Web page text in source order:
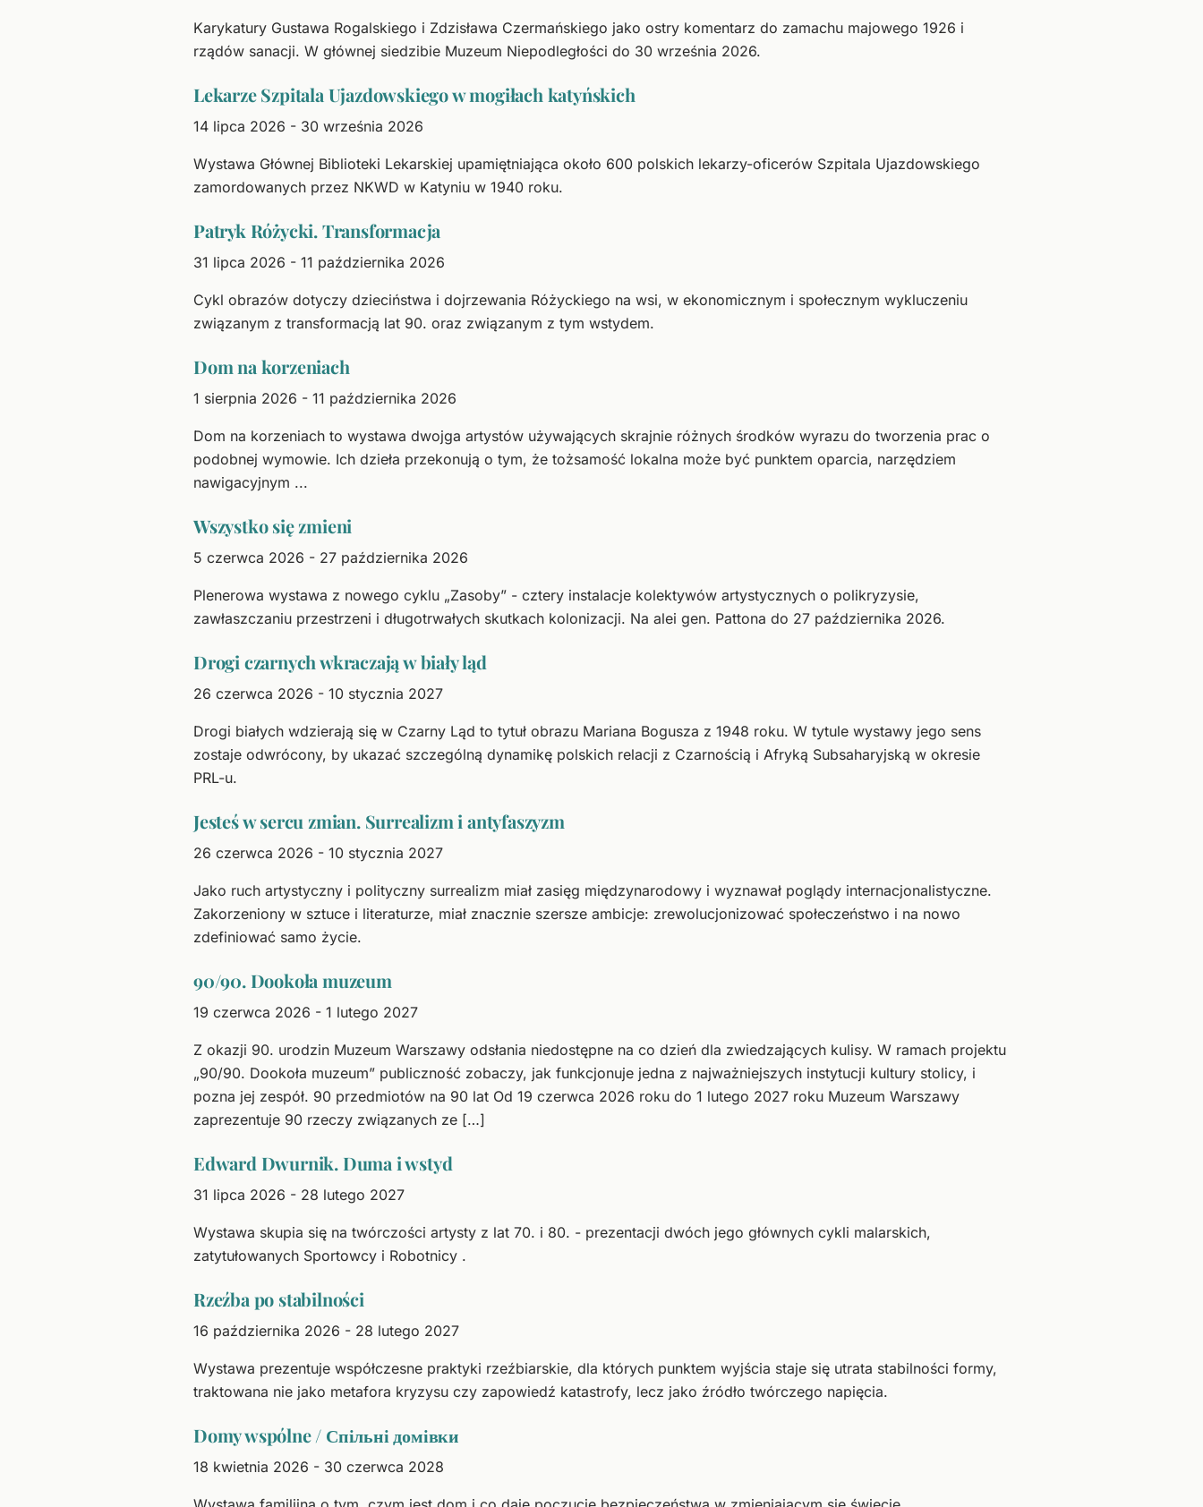
Karykatury Gustawa Rogalskiego i Zdzisława Czermańskiego jako ostry komentarz do zamachu majowego 1926 i
rządów sanacji. W głównej siedzibie Muzeum Niepodległości do 30 września 2026.
Lekarze Szpitala Ujazdowskiego w mogiłach katyńskich
14 lipca 2026 - 30 września 2026
Wystawa Głównej Biblioteki Lekarskiej upamiętniająca około 600 polskich lekarzy-oficerów Szpitala Ujazdowskiego
zamordowanych przez NKWD w Katyniu w 1940 roku.
Patryk Różycki. Transformacja
31 lipca 2026 - 11 października 2026
Cykl obrazów dotyczy dzieciństwa i dojrzewania Różyckiego na wsi, w ekonomicznym i społecznym wykluczeniu
związanym z transformacją lat 90. oraz związanym z tym wstydem.
Dom na korzeniach
1 sierpnia 2026 - 11 października 2026
Dom na korzeniach to wystawa dwojga artystów używających skrajnie różnych środków wyrazu do tworzenia prac o
podobnej wymowie. Ich dzieła przekonują o tym, że tożsamość lokalna może być punktem oparcia, narzędziem
nawigacyjnym ...
Wszystko się zmieni
5 czerwca 2026 - 27 października 2026
Plenerowa wystawa z nowego cyklu „Zasoby” - cztery instalacje kolektywów artystycznych o polikryzysie,
zawłaszczaniu przestrzeni i długotrwałych skutkach kolonizacji. Na alei gen. Pattona do 27 października 2026.
Drogi czarnych wkraczają w biały ląd
26 czerwca 2026 - 10 stycznia 2027
Drogi białych wdzierają się w Czarny Ląd to tytuł obrazu Mariana Bogusza z 1948 roku. W tytule wystawy jego sens
zostaje odwrócony, by ukazać szczególną dynamikę polskich relacji z Czarnością i Afryką Subsaharyjską w okresie
PRL-u.
Jesteś w sercu zmian. Surrealizm i antyfaszyzm
26 czerwca 2026 - 10 stycznia 2027
Jako ruch artystyczny i polityczny surrealizm miał zasięg międzynarodowy i wyznawał poglądy internacjonalistyczne.
Zakorzeniony w sztuce i literaturze, miał znacznie szersze ambicje: zrewolucjonizować społeczeństwo i na nowo
zdefiniować samo życie.
90/90. Dookoła muzeum
19 czerwca 2026 - 1 lutego 2027
Z okazji 90. urodzin Muzeum Warszawy odsłania niedostępne na co dzień dla zwiedzających kulisy. W ramach projektu
„90/90. Dookoła muzeum” publiczność zobaczy, jak funkcjonuje jedna z najważniejszych instytucji kultury stolicy, i
pozna jej zespół. 90 przedmiotów na 90 lat Od 19 czerwca 2026 roku do 1 lutego 2027 roku Muzeum Warszawy
zaprezentuje 90 rzeczy związanych ze […]
Edward Dwurnik. Duma i wstyd
31 lipca 2026 - 28 lutego 2027
Wystawa skupia się na twórczości artysty z lat 70. i 80. - prezentacji dwóch jego głównych cykli malarskich,
zatytułowanych Sportowcy i Robotnicy .
Rzeźba po stabilności
16 października 2026 - 28 lutego 2027
Wystawa prezentuje współczesne praktyki rzeźbiarskie, dla których punktem wyjścia staje się utrata stabilności formy,
traktowana nie jako metafora kryzysu czy zapowiedź katastrofy, lecz jako źródło twórczego napięcia.
Domy wspólne / Спільні домівки
18 kwietnia 2026 - 30 czerwca 2028